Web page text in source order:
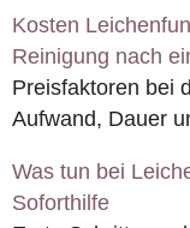
Kosten
Reinigung nach
Preisfaktoren bei
Aufwand, Dauer
Was tun bei
Soforthilfe